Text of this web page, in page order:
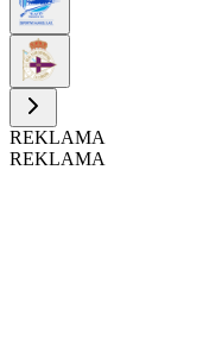
REKLAMA
REKLAMA